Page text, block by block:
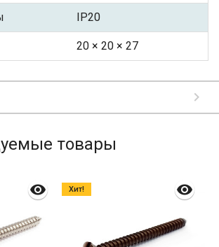
IP20
20 × 20 × 27
товары
Хит!